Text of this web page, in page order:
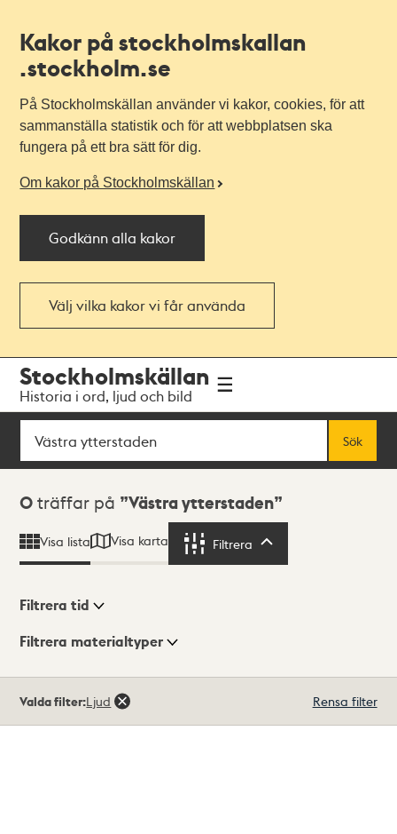
Kakor på stockholmskallan
.stockholm.se
På Stockholmskällan använder vi kakor, cookies, för att
sammanställa statistik och för att webbplatsen ska
fungera på ett bra sätt för dig.
Om kakor på Stockholmskällan
Godkänn alla kakor
Välj vilka kakor vi får använda
navigationen
huvudinnehållet
Stockholmskällan
Historia i ord, ljud och bild
Sök
Sök
Sökresultat
0 träffar på Västra ytterstaden
Visa lista Visa karta Filtrera
Visningsläge
Filtrera tid
Filtrera materialtyper
träffar
Valda filter:Ljud Rensa filter